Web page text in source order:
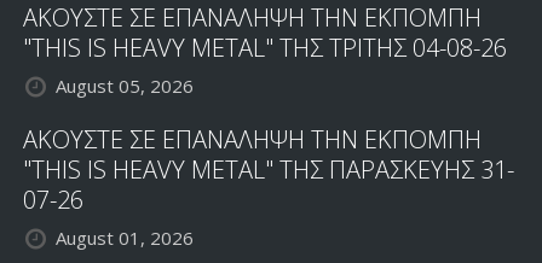
ΑΚΟΥΣΤΕ ΣΕ ΕΠΑΝΑΛΗΨΗ ΤΗΝ ΕΚΠΟΜΠΗ
"THIS IS HEAVY METAL" ΤΗΣ ΤΡΙΤΗΣ 04-08-26
August 05, 2026
ΑΚΟΥΣΤΕ ΣΕ ΕΠΑΝΑΛΗΨΗ ΤΗΝ ΕΚΠΟΜΠΗ
"THIS IS HEAVY METAL" ΤΗΣ ΠΑΡΑΣΚΕΥΗΣ 31-
07-26
August 01, 2026